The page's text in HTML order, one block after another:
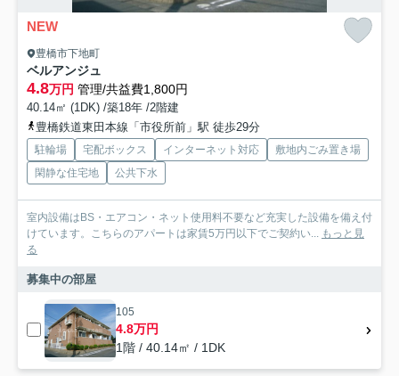
NEW
豊橋市下地町
ベルアンジュ
4.8万円 管理/共益費1,800円
40.14㎡ (1DK) /築18年 /2階建
豊橋鉄道東田本線「市役所前」駅 徒歩29分
駐輪場 宅配ボックス インターネット対応
敷地内ごみ置き場
閑静な住宅地
公共下水
室内設備はBS・エアコン・ネット使用料不要など充実した設備を備え付
けています。こちらのアパートは家賃5万円以下でご契約い...
もっと見
る
募集中の部屋
105
4.8万円
1階 / 40.14㎡ / 1DK